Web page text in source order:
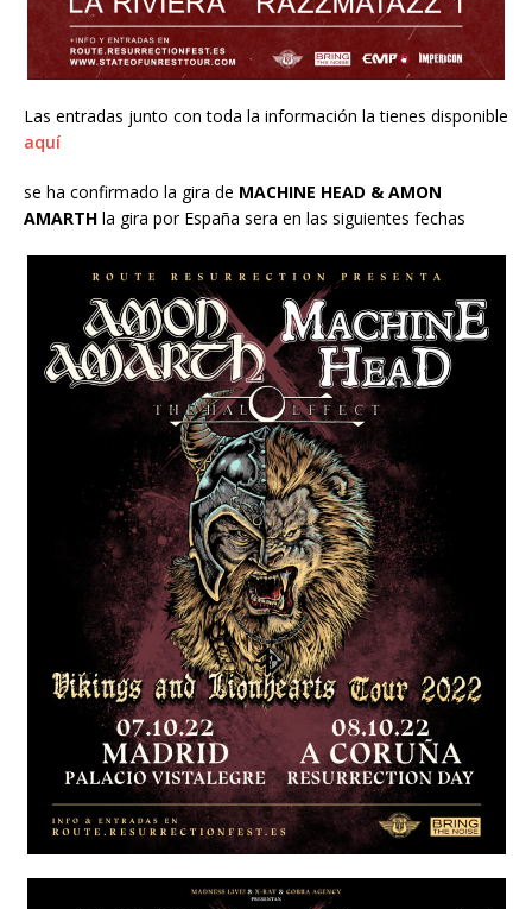
Las entradas junto con toda la información la tienes disponible
aquí
se ha confirmado la gira de MACHINE HEAD & AMON
AMARTH la gira por España sera en las siguientes fechas